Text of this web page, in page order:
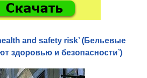
and safety risk’ (Бельевые
здоровью и безопасности’)